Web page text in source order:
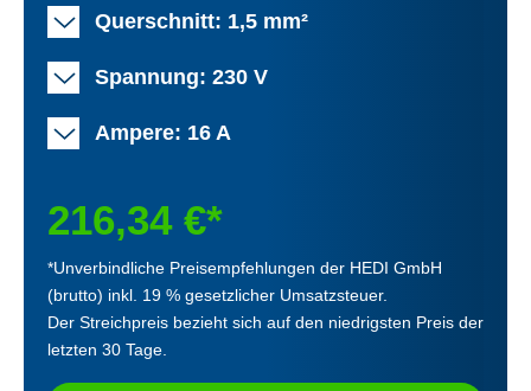
Querschnitt: 1,5 mm²
Spannung: 230 V
Ampere: 16 A
216,34 €*
*Unverbindliche Preisempfehlungen der HEDI GmbH
(brutto) inkl. 19 % gesetzlicher Umsatzsteuer.
Der Streichpreis bezieht sich auf den niedrigsten Preis der
letzten 30 Tage.